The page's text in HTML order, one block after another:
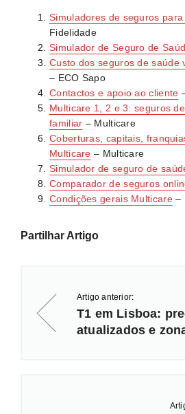
prémio será ajustado em função
beneficiários e respetivos perfis
Simuladores de seguros
Fidelidade
Simulador de Seguro de
Custo dos seguros de saúde
– ECO Sapo
Contactos e apoio ao cliente
Multicare 1, 2 e 3: seguros
familiar – Multicare
Coberturas, capitais,
Multicare – Multicare
Simulador de seguro de
Comparador de seguros
Condições gerais Multicare–
Partilhar Artigo
Artigo anterior:
T1 em Lisboa:
atualizados e